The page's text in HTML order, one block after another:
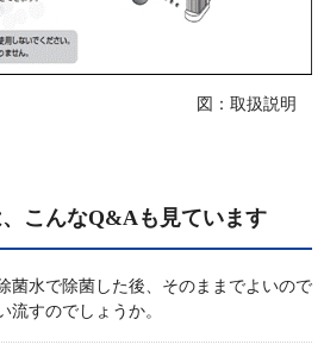
取扱説明
こんなQ&Aも見ています
菌水で除菌した後、そのままでよいので
流すのでしょうか。